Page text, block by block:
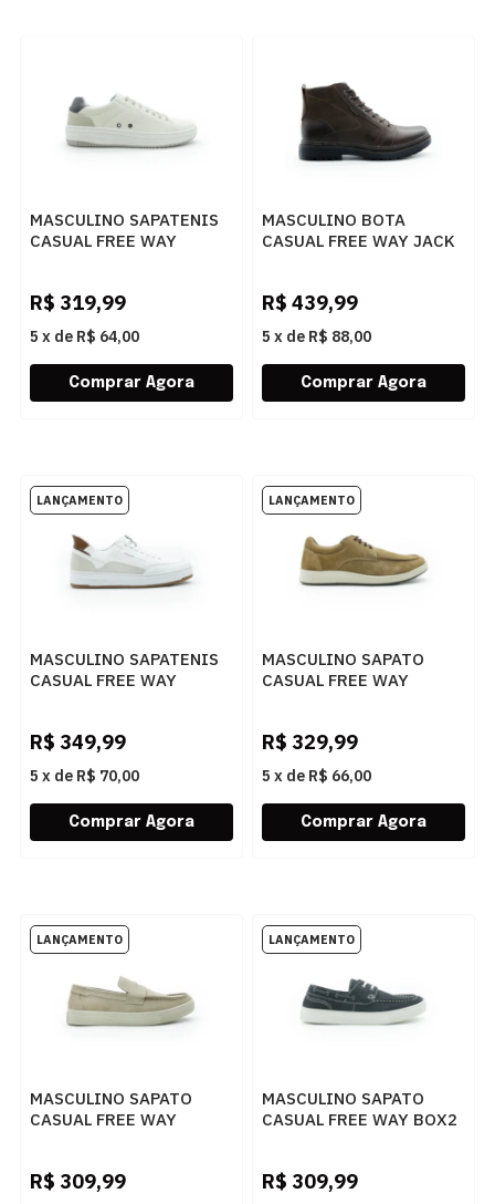
MASCULINO SAPATENIS
CASUAL FREE WAY
R$ 319,99
5 x de R$ 64,00
MASCULINO BOTA
CASUAL FREE WAY JACK
R$ 439,99
5 x de R$ 88,00
MASCULINO SAPATENIS
CASUAL FREE WAY
R$ 349,99
5 x de R$ 70,00
MASCULINO SAPATO
CASUAL FREE WAY
R$ 329,99
5 x de R$ 66,00
MASCULINO SAPATO
CASUAL FREE WAY
R$ 309,99
MASCULINO SAPATO
CASUAL FREE WAY BOX2
R$ 309,99